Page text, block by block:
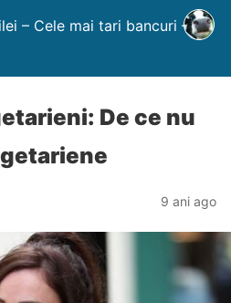
– Cele mai tari bancuri –
De ce nu
9 ani ago